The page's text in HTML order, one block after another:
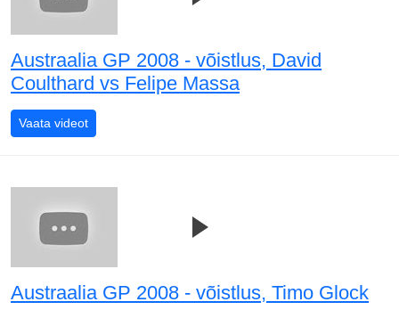
Austraalia GP 2008 - võistlus, David
Coulthard vs Felipe Massa
Vaata videotAustraalia GP 2008 - võistlus, David Coulthard vs
Austraalia GP 2008 - võistlus, Timo Glock